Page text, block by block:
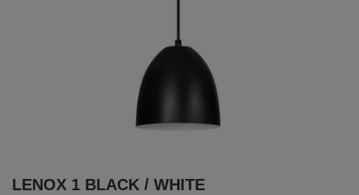
LENOX 1 BLACK / WHITE